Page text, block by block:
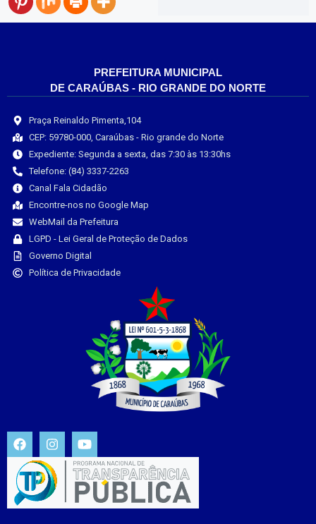
PREFEITURA MUNICIPAL
DE CARAÚBAS - RIO GRANDE DO NORTE
Praça Reinaldo Pimenta,104
CEP: 59780-000, Caraúbas - Rio grande do Norte
Expediente: Segunda a sexta, das 7:30 às 13:30hs
Telefone: (84) 3337-2263
Canal Fala Cidadão
Encontre-nos no Google Map
WebMail da Prefeitura
LGPD - Lei Geral de Proteção de Dados
Governo Digital
Política de Privacidade